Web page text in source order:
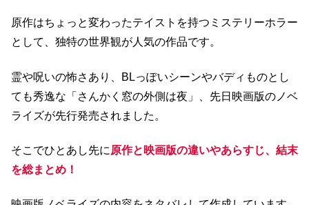
原作はちょっと変わったテイストを持つミステリーホラー
として、独特の世界観が人気の作品です。
霊や呪いの怖さあり、BLっぽいシーンやバディものとし
ても秀逸な「さんかく窓の外側は夜」、先日映画版のノベ
ライズが先行発売されました。
そこでひとあし先に 原作と映画版の違いやあらすじ、結末
を総まとめ！